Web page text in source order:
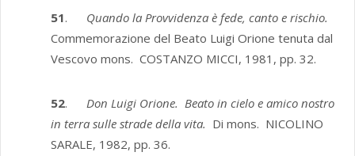
51. Quando la Provvidenza è fede, canto e rischio.
Commemorazione del Beato Luigi Orione tenuta dal
Vescovo mons. COSTANZO MICCI, 1981, pp. 32.
52. Don Luigi Orione. Beato in cielo e amico nostro
in terra sulle strade della vita. Di mons. NICOLINO
SARALE, 1982, pp. 36.